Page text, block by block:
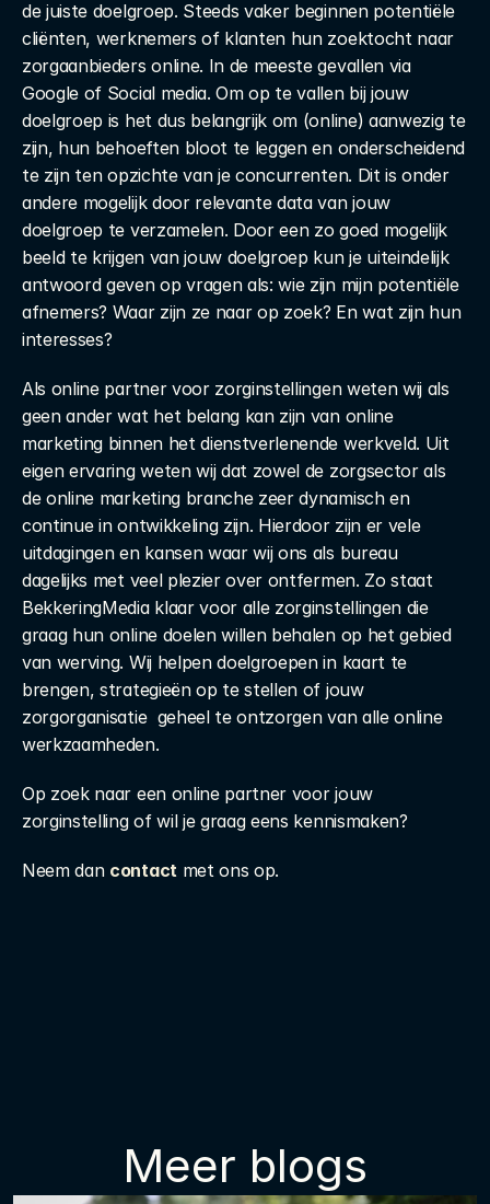
de juiste doelgroep. Steeds vaker beginnen potentiële
cliënten, werknemers of klanten hun zoektocht naar
zorgaanbieders online. In de meeste gevallen via
Google of Social media. Om op te vallen bij jouw
doelgroep is het dus belangrijk om (online) aanwezig te
zijn, hun behoeften bloot te leggen en onderscheidend
te zijn ten opzichte van je concurrenten. Dit is onder
andere mogelijk door relevante data van jouw
doelgroep te verzamelen. Door een zo goed mogelijk
beeld te krijgen van jouw doelgroep kun je uiteindelijk
antwoord geven op vragen als: wie zijn mijn potentiële
afnemers? Waar zijn ze naar op zoek? En wat zijn hun
interesses?
Als online partner voor zorginstellingen weten wij als
geen ander wat het belang kan zijn van online
marketing binnen het dienstverlenende werkveld. Uit
eigen ervaring weten wij dat zowel de zorgsector als
de online marketing branche zeer dynamisch en
continue in ontwikkeling zijn. Hierdoor zijn er vele
uitdagingen en kansen waar wij ons als bureau
dagelijks met veel plezier over ontfermen. Zo staat
BekkeringMedia klaar voor alle zorginstellingen die
graag hun online doelen willen behalen op het gebied
van werving. Wij helpen doelgroepen in kaart te
brengen, strategieën op te stellen of jouw
zorgorganisatie  geheel te ontzorgen van alle online
werkzaamheden.
Op zoek naar een online partner voor jouw
zorginstelling of wil je graag eens kennismaken?
Neem dan contact met ons op.
Meer blogs